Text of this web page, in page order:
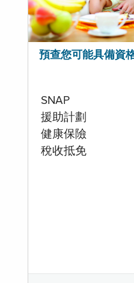
預查您可能具備資
SNAP
援助計劃
健康保險
稅收抵免